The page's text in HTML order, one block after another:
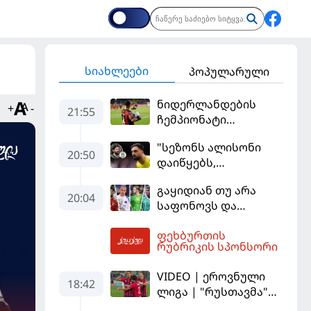
+ -
სიახლეები პოპულარული
21:55
ნიდერლანდების
ჩემპიონატი
გაიხსნა
20:50
"სეზონს ალისონი
დაიწყებს,
შანსის
გამოსაყენებლად
სჭირდება,
რომელსაც 100%-ით
მიიღებს" - განაცხადა
"ლივერპულის"
ყოფილმა მეკარემ
20:04
გაყიდიან თუ არა
საფონოვს და
იქნება პსჟ-ს
ძირითადი მეკარე?
ფეხბურთის
რუბრიკის სპონსორი
18:42
VIDEO | ეროვნული
ლიგა | "რუსთავმა"